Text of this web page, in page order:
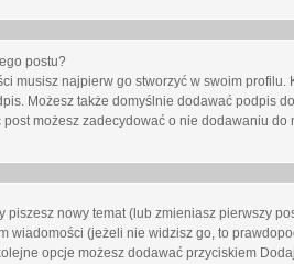
postu?
musisz najpierw go stworzyć w swoim
Możesz także domyślnie dodawać podpis
możesz zadecydować o nie dodawaniu
piszesz nowy temat (lub zmieniasz pierwszy
wiadomości (jeżeli nie widzisz go, to
opcje możesz dodawać przyciskiem